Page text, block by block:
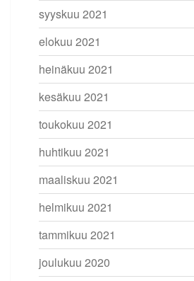
syyskuu 2021
elokuu 2021
heinäkuu 2021
kesäkuu 2021
toukokuu 2021
huhtikuu 2021
maaliskuu 2021
helmikuu 2021
tammikuu 2021
joulukuu 2020